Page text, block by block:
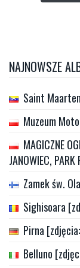
NAJNOWSZE
Saint
Muzeum
MAGICZNE
JANOWIEC,
Zamek św.
Sighisoara
Pirna
Belluno